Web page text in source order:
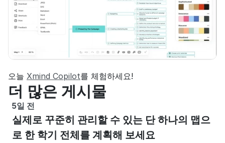
오늘 Xmind Copilot를 체험하세요!
더 많은 게시물
5일 전
실제로 꾸준히 관리할 수 있는 단 하나의 맵으
로 한 학기 전체를 계획해 보세요